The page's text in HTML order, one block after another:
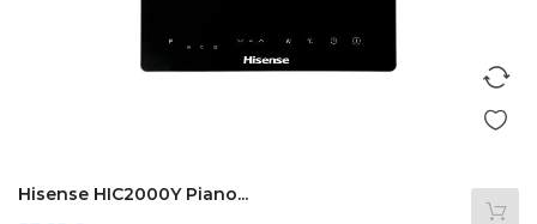
Hisense HIC2000Y Piano...